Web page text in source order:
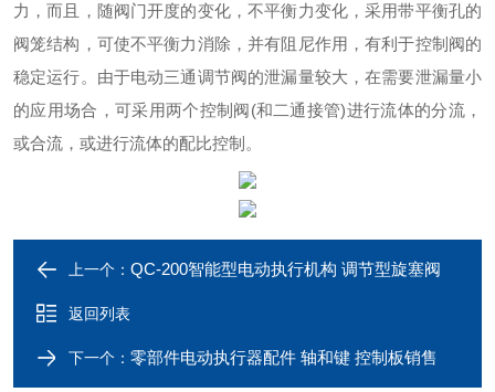
力，而且，随阀门开度的变化，不平衡力变化，采用带平衡孔的
阀笼结构，可使不平衡力消除，并有阻尼作用，有利于控制阀的
稳定运行。 由于电动三通调节阀的泄漏量较大，在需要泄漏量小
的应用场合，可采用两个控制阀(和二通接管)进行流体的分流，
或合流，或进行流体的配比控制。
上一个： QC-200智能型电动执行机构 调节型旋塞阀
返回列表
下一个： 零部件电动执行器配件 轴和键 控制板销售